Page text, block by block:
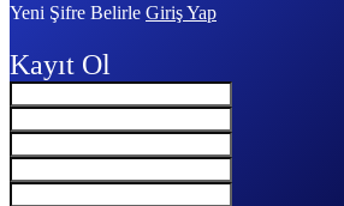
Yeni Şifre Belirle Giriş Yap
Kayıt Ol